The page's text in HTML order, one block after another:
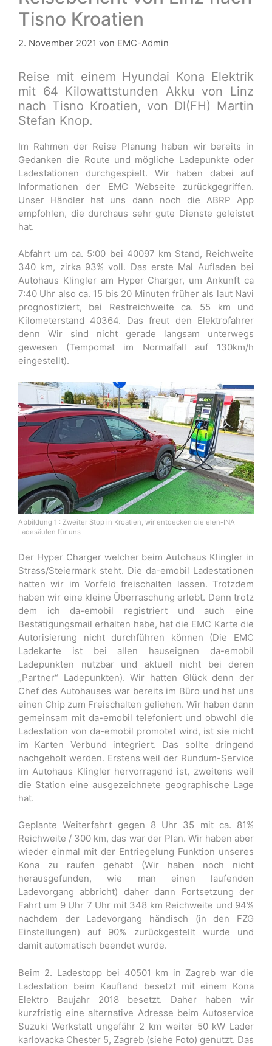
Tisno Kroatien
2. November 2021 von EMC-Admin
Reise mit einem Hyundai Kona Elektrik
mit 64 Kilowattstunden Akku von Linz
nach Tisno Kroatien, von DI(FH) Martin
Stefan Knop.
Im Rahmen der Reise Planung haben wir bereits in
Gedanken die Route und mögliche Ladepunkte oder
Ladestationen durchgespielt. Wir haben dabei auf
Informationen der EMC Webseite zurückgegriffen.
Unser Händler hat uns dann noch die ABRP App
empfohlen, die durchaus sehr gute Dienste geleistet
hat.
Abfahrt um ca. 5:00 bei 40097 km Stand, Reichweite
340 km, zirka 93% voll. Das erste Mal Aufladen bei
Autohaus Klingler am Hyper Charger, um Ankunft ca
7:40 Uhr also ca. 15 bis 20 Minuten früher als laut Navi
prognostiziert, bei Restreichweite ca. 55 km und
Kilometerstand 40364. Das freut den Elektrofahrer
denn Wir sind nicht gerade langsam unterwegs
gewesen (Tempomat im Normalfall auf 130km/h
eingestellt).
Abbildung 1 : Zweiter Stop in Kroatien, wir entdecken die elen-INA
Ladesäulen für uns
Der Hyper Charger welcher beim Autohaus Klingler in
Strass/Steiermark steht. Die da-emobil Ladestationen
hatten wir im Vorfeld freischalten lassen. Trotzdem
haben wir eine kleine Überraschung erlebt. Denn trotz
dem ich da-emobil registriert und auch eine
Bestätigungsmail erhalten habe, hat die EMC Karte die
Autorisierung nicht durchführen können (Die EMC
Ladekarte ist bei allen hauseignen da-emobil
Ladepunkten nutzbar und aktuell nicht bei deren
„Partner“ Ladepunkten). Wir hatten Glück denn der
Chef des Autohauses war bereits im Büro und hat uns
einen Chip zum Freischalten geliehen. Wir haben dann
gemeinsam mit da-emobil telefoniert und obwohl die
Ladestation von da-emobil promotet wird, ist sie nicht
im Karten Verbund integriert. Das sollte dringend
nachgeholt werden. Erstens weil der Rundum-Service
im Autohaus Klingler hervorragend ist, zweitens weil
die Station eine ausgezeichnete geographische Lage
hat.
Geplante Weiterfahrt gegen 8 Uhr 35 mit ca. 81%
Reichweite / 300 km, das war der Plan. Wir haben aber
wieder einmal mit der Entriegelung Funktion unseres
Kona zu raufen gehabt (Wir haben noch nicht
herausgefunden, wie man einen laufenden
Ladevorgang abbricht) daher dann Fortsetzung der
Fahrt um 9 Uhr 7 Uhr mit 348 km Reichweite und 94%
nachdem der Ladevorgang händisch (in den FZG
Einstellungen) auf 90% zurückgestellt wurde und
damit automatisch beendet wurde.
Beim 2. Ladestopp bei 40501 km in Zagreb war die
Ladestation beim Kaufland besetzt mit einem Kona
Elektro Baujahr 2018 besetzt. Daher haben wir
kurzfristig eine alternative Adresse beim Autoservice
Suzuki Werkstatt ungefähr 2 km weiter 50 kW Lader
karlovacka Chester 5, Zagreb (siehe Foto) genutzt. Das